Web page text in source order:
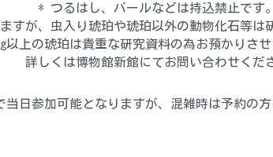
* つるはし、バールなどは持込禁止です。
すが、虫入り琥珀や琥珀以外の動物化石等は
以上の琥珀は貴重な研究資料の為お預かりさせ
詳しくは博物館新館にてお問い合わせくだ
日参加可能となりますが、混雑時は予約の方